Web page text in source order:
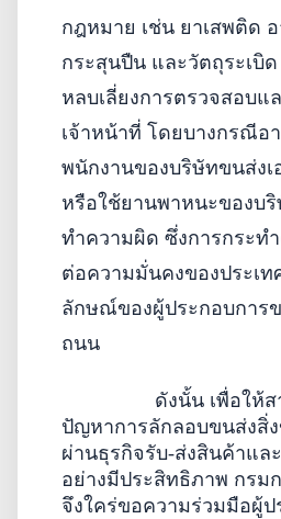
กฎหมาย เช่น ยาเสพติด
กระสุนปืน และวัตถุระเบิ
หลบเลี่ยงการตรวจสอบแ
เจ้าหน้าที่ โดยบางกรณีอ
พนักงานของบริษัทขนส่งเ
หรือใช้ยานพาหนะของบริ
ทำความผิด ซึ่งการกระท
ต่อความมั่นคงของประเ
ลักษณ์ของผู้ประกอบการ
ถนน
ดังนั้น เพื่อให้
ปัญหาการลักลอบขนส่งสิ่
ผ่านธุรกิจรับ-ส่งสินค้าแ
อย่างมีประสิทธิภาพ กรม
จึงใคร่ขอความร่วมมือผู้ป